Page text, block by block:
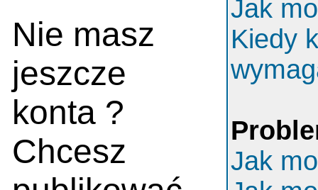
Nie masz
jeszcze
konta ?
Chcesz
Jak
Kiedy
Jak